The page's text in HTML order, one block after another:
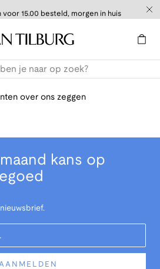
voor 15.00 besteld, morgen in huis
over ons zeggen
kans op